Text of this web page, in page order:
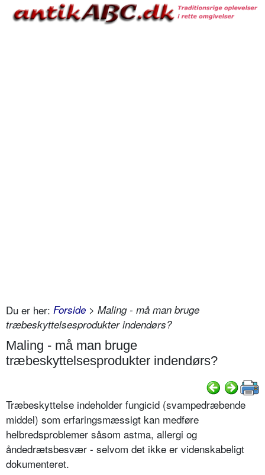
Du er her: Forside > Maling - må man bruge
træbeskyttelsesprodukter indendørs?
Maling - må man bruge
træbeskyttelsesprodukter indendørs?
Træbeskyttelse indeholder fungicid (svampedræbende
middel) som erfaringsmæssigt kan medføre
helbredsproblemer såsom astma, allergi og
åndedrætsbesvær - selvom det ikke er videnskabeligt
dokumenteret.